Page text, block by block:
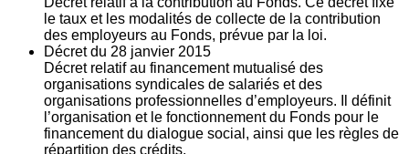
le taux et les modalités de collecte de la contribution
des employeurs au Fonds, prévue par la loi.
Décret du 28 janvier 2015
Décret relatif au financement mutualisé des
organisations syndicales de salariés et des
organisations professionnelles d’employeurs. Il définit
l’organisation et le fonctionnement du Fonds pour le
financement du dialogue social, ainsi que les règles de
répartition des crédits.